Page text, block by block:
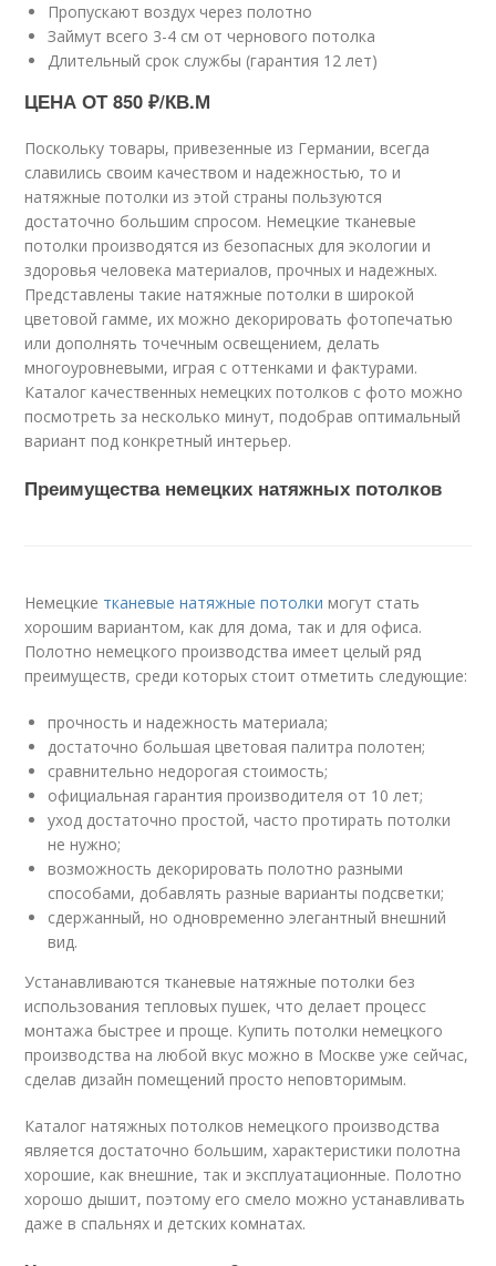
Пропускают воздух через полотно
Займут всего 3-4 см от чернового потолка
Длительный срок службы (гарантия 12 лет)
ЦЕНА ОТ 850 ₽/КВ.М
Поскольку товары, привезенные из Германии, всегда
славились своим качеством и надежностью, то и
натяжные потолки из этой страны пользуются
достаточно большим спросом. Немецкие тканевые
потолки производятся из безопасных для экологии и
здоровья человека материалов, прочных и надежных.
Представлены такие натяжные потолки в широкой
цветовой гамме, их можно декорировать фотопечатью
или дополнять точечным освещением, делать
многоуровневыми, играя с оттенками и фактурами.
Каталог качественных немецких потолков с фото можно
посмотреть за несколько минут, подобрав оптимальный
вариант под конкретный интерьер.
Преимущества немецких натяжных потолков
Немецкие тканевые натяжные потолки могут стать
хорошим вариантом, как для дома, так и для офиса.
Полотно немецкого производства имеет целый ряд
преимуществ, среди которых стоит отметить следующие:
прочность и надежность материала;
достаточно большая цветовая палитра полотен;
сравнительно недорогая стоимость;
официальная гарантия производителя от 10 лет;
уход достаточно простой, часто протирать потолки
не нужно;
возможность декорировать полотно разными
способами, добавлять разные варианты подсветки;
сдержанный, но одновременно элегантный внешний
вид.
Устанавливаются тканевые натяжные потолки без
использования тепловых пушек, что делает процесс
монтажа быстрее и проще. Купить потолки немецкого
производства на любой вкус можно в Москве уже сейчас,
сделав дизайн помещений просто неповторимым.
Каталог натяжных потолков немецкого производства
является достаточно большим, характеристики полотна
хорошие, как внешние, так и эксплуатационные. Полотно
хорошо дышит, поэтому его смело можно устанавливать
даже в спальнях и детских комнатах.